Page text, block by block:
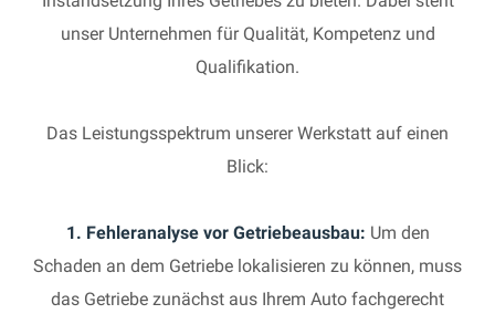
unser Unternehmen für Qualität, Kompetenz und
Qualifikation.
Das Leistungsspektrum unserer Werkstatt auf einen
Blick:
1. Fehleranalyse vor Getriebeausbau: Um den
Schaden an dem Getriebe lokalisieren zu können, muss
das Getriebe zunächst aus Ihrem Auto fachgerecht